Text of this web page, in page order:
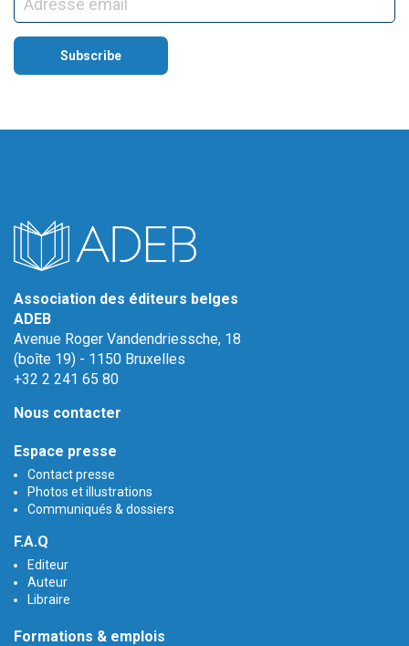
Association des éditeurs belges
ADEB
Avenue Roger Vandendriessche, 18
(boîte 19) - 1150 Bruxelles
+32 2 241 65 80
Nous contacter
Espace presse
Contact presse
Photos et illustrations
Communiqués & dossiers
F.A.Q
Editeur
Auteur
Libraire
Formations & emplois